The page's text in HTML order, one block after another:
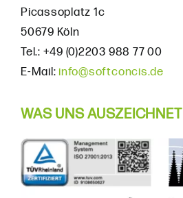
Picassoplatz 1c
50679 Köln
Tel.: +49 (0)2203 988 77 00
E-Mail: info@softconcis.de
WAS UNS AUSZEICHNET